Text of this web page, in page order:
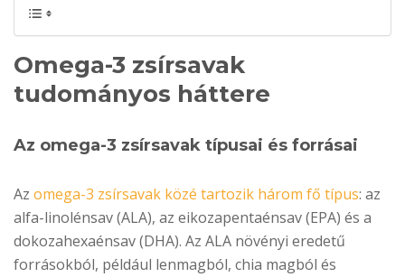
Omega-3 zsírsavak
tudományos háttere
Az omega-3 zsírsavak típusai és forrásai
Az omega-3 zsírsavak közé tartozik három fő típus: az
alfa-linolénsav (ALA), az eikozapentaénsav (EPA) és a
dokozahexaénsav (DHA). Az ALA növényi eredetű
forrásokból, például lenmagból, chia magból és